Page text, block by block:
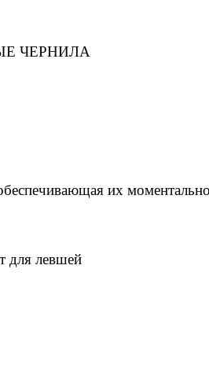
ЧЕРНИЛА
их
для левшей